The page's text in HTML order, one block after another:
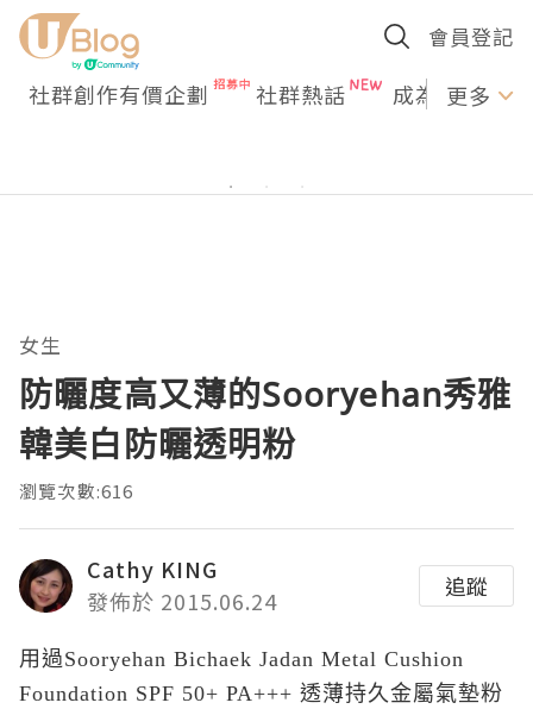
會員登記
社群創作有價企劃 社群熱話 成為U更多
女生
防曬度高又薄的Sooryehan秀雅
韓美白防曬透明粉
瀏覽次數:616
Cathy KING
發佈於 2015.06.24
追蹤
用過Sooryehan Bichaek Jadan Metal Cushion
Foundation SPF 50+ PA+++ 透薄持久金屬氣墊粉